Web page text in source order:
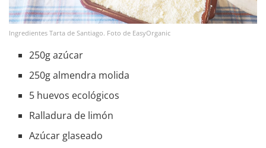
Ingredientes Tarta de Santiago. Foto de EasyOrganic
250g azúcar
250g almendra molida
5 huevos ecológicos
Ralladura de limón
Azúcar glaseado